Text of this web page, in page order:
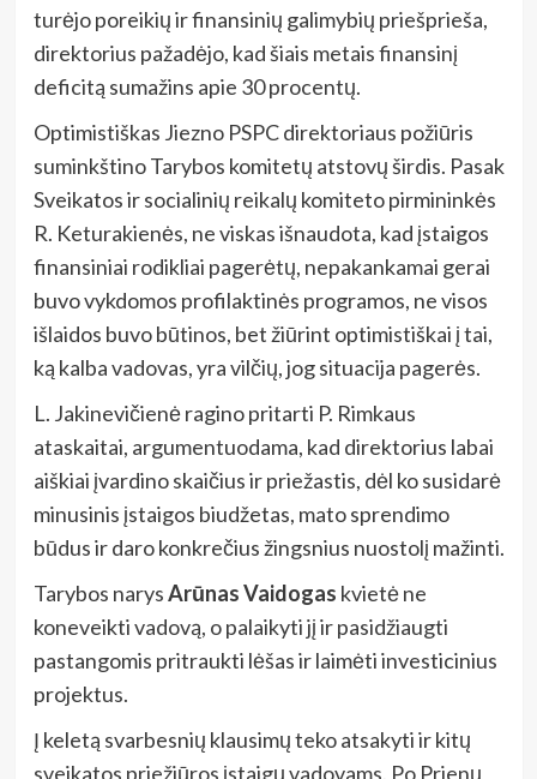
turėjo poreikių ir finansinių galimybių priešprieša,
direktorius pažadėjo, kad šiais metais finansinį
deficitą sumažins apie 30 procentų.
Optimistiškas Jiezno PSPC direktoriaus požiūris
suminkštino Tarybos komitetų atstovų širdis. Pasak
Sveikatos ir socialinių reikalų komiteto pirmininkės
R. Keturakienės, ne viskas išnaudota, kad įstaigos
finansiniai rodikliai pagerėtų, nepakankamai gerai
buvo vykdomos profilaktinės programos, ne visos
išlaidos buvo būtinos, bet žiūrint optimistiškai į tai,
ką kalba vadovas, yra vilčių, jog situacija pagerės.
L. Jakinevičienė ragino pritarti P. Rimkaus
ataskaitai, argumentuodama, kad direktorius labai
aiškiai įvardino skaičius ir priežastis, dėl ko susidarė
minusinis įstaigos biudžetas, mato sprendimo
būdus ir daro konkrečius žingsnius nuostolį mažinti.
Tarybos narysArūnas Vaidogas kvietė ne
koneveikti vadovą, o palaikyti jį ir pasidžiaugti
pastangomis pritraukti lėšas ir laimėti investicinius
projektus.
Į keletą svarbesnių klausimų teko atsakyti ir kitų
sveikatos priežiūros įstaigų vadovams. Po Prienų